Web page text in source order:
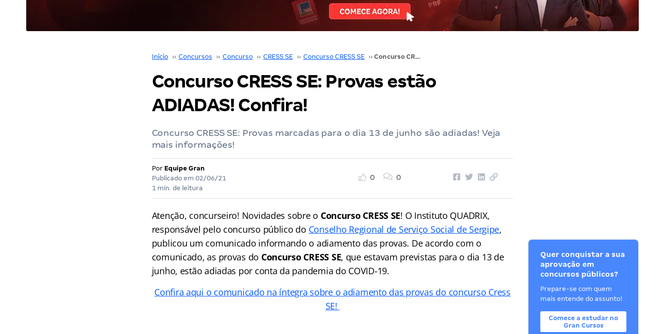
Início ›› Concursos ›› Concurso ›› CRESS SE ›› Concurso CRESS SE ›› Concurso CRESS SE: Provas estão ADIADAS! Confira!
Concurso CRESS SE: Provas estão
ADIADAS! Confira!
Concurso CRESS SE: Provas marcadas para o dia 13 de junho são adiadas! Veja
mais informações!
Por Equipe Gran
Publicado em 02/06/21
1 min. de leitura
0 0
Atenção, concurseiro! Novidades sobre o Concurso CRESS SE! O Instituto QUADRIX,
responsável pelo concurso público do Conselho Regional de Serviço Social de Sergipe,
publicou um comunicado informando o adiamento das provas. De acordo com o
comunicado, as provas do Concurso CRESS SE, que estavam previstas para o dia 13 de
junho, estão adiadas por conta da pandemia do COVID-19.
Confira aqui o comunicado na íntegra sobre o adiamento das provas do concurso Cress
SE!
Quer conquistar a sua
aprovação em
concursos públicos?
Prepare-se com quem
mais entende do assunto!
Comece a estudar no
Gran Cursos